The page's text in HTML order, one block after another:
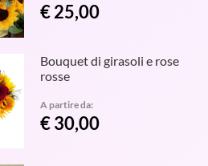
€ 25,00
Bouquet di girasoli e rose
rosse
A partire da:
€ 30,00